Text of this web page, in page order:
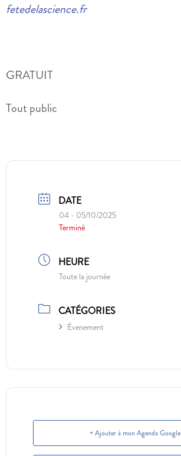
fetedelascience.fr
GRATUIT
Tout public
DATE
04 - 05/10/2025
Terminé
HEURE
Toute la journée
CATÉGORIES
Évenement
+ Ajouter à mon Agenda Google